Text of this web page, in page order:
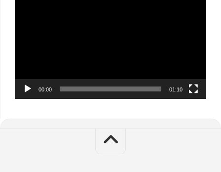
00:00 01:10